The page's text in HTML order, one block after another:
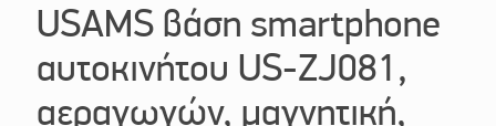
USAMS βάση smartphone
αυτοκινήτου US-ZJ081,
αεραγωγών, μαγνητική,